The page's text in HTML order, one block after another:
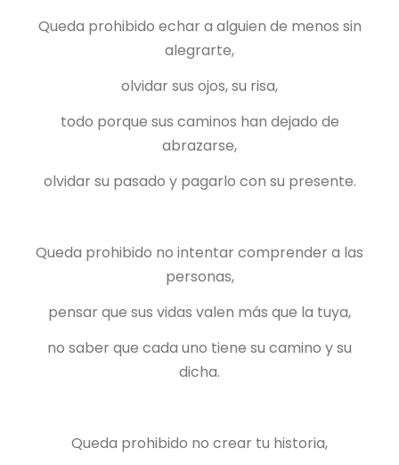
Queda prohibido echar a alguien de menos sin
alegrarte,
olvidar sus ojos, su risa,
todo porque sus caminos han dejado de
abrazarse,
olvidar su pasado y pagarlo con su presente.
Queda prohibido no intentar comprender a las
personas,
pensar que sus vidas valen más que la tuya,
no saber que cada uno tiene su camino y su
dicha.
Queda prohibido no crear tu historia,